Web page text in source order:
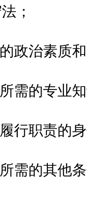
；
治素质和
的专业知
职责的身
的其他条